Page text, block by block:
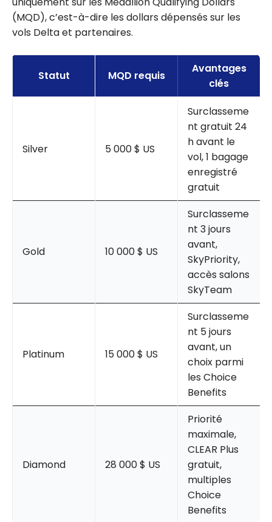
(MQD), c’est-à-dire les dollars dépensés sur les
vols Delta et partenaires.
Statut MQD requis
Avantages
clés
Silver 5 000 $ US
Surclasseme
nt gratuit 24
h avant le
vol, 1 bagage
enregistré
gratuit
Gold 10 000 $ US
Surclasseme
nt 3 jours
avant,
SkyPriority,
accès salons
SkyTeam
Platinum 15 000 $ US
Surclasseme
nt 5 jours
avant, un
choix parmi
les Choice
Benefits
Diamond 28 000 $ US
Priorité
maximale,
CLEAR Plus
gratuit,
multiples
Choice
Benefits